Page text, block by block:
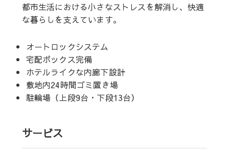
都市生活における小さなストレスを解消し、快適
な暮らしを支えています。
オートロックシステム
宅配ボックス完備
ホテルライクな内廊下設計
敷地内24時間ゴミ置き場
駐輪場（上段9台・下段13台）
サービス